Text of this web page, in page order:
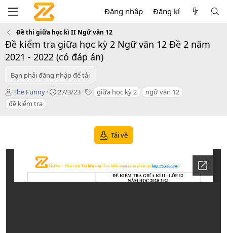
Đăng nhập Đăng kí
Đề thi giữa học kì II Ngữ văn 12
Đề kiểm tra giữa học kỳ 2 Ngữ văn 12 Đề 2 năm
2021 - 2022 (có đáp án)
Bạn phải đăng nhập để tải
T
á
c
The Funny
C
d
a
t
27/3/23
T giữa học kỳ 2
ngữ văn 12
đề kiểm tra
Tải về